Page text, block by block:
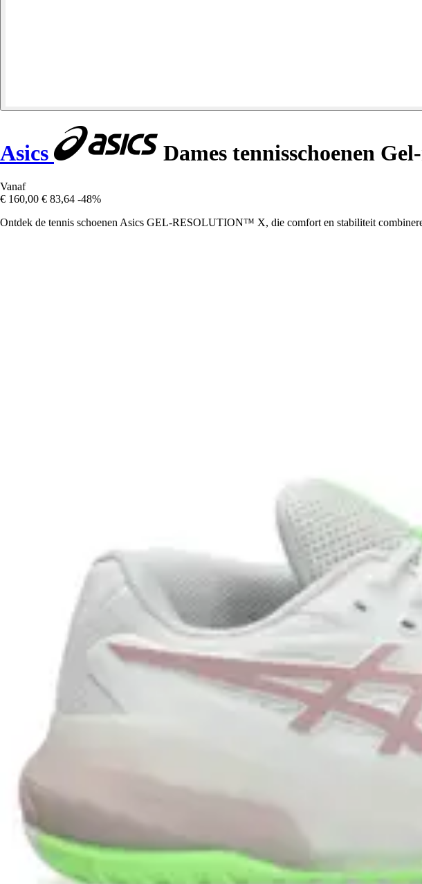
Asics Dames tennisschoenen
Vanaf
€ 160,00 € 83,64 -48%
Ontdek de tennis schoenen Asics GEL-RESOLUTION™ X, die comfort en stabiliteit